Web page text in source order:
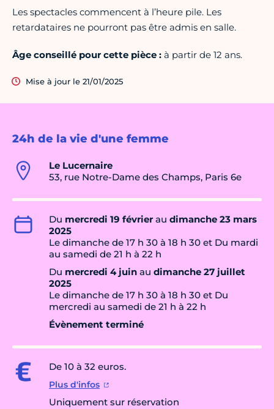
24h de la vie d'une femme
Le Lucernaire
53, rue Notre-Dame des Champs, Paris 6e
Du mercredi 19 févrierau dimanche 23 mars
2025
Le dimanche de 17 h 30 à 18 h 30 et Du mardi
au samedi de 21 h à 22 h
Du mercredi 4 juin au dimanche 27 juillet
2025
Le dimanche de 17 h 30 à 18 h 30 et Du
mercredi au samedi de 21 h à 22 h
Évènement terminé
De 10 à 32 euros.
Plus d'infos
Uniquement sur réservation
Les spectacles commencent à l’heure pile. Les
retardataires ne pourront pas être admis en salle.
Âge conseillé pour cette pièce : à partir de 12 ans.
Mise à jour le 21/01/2025